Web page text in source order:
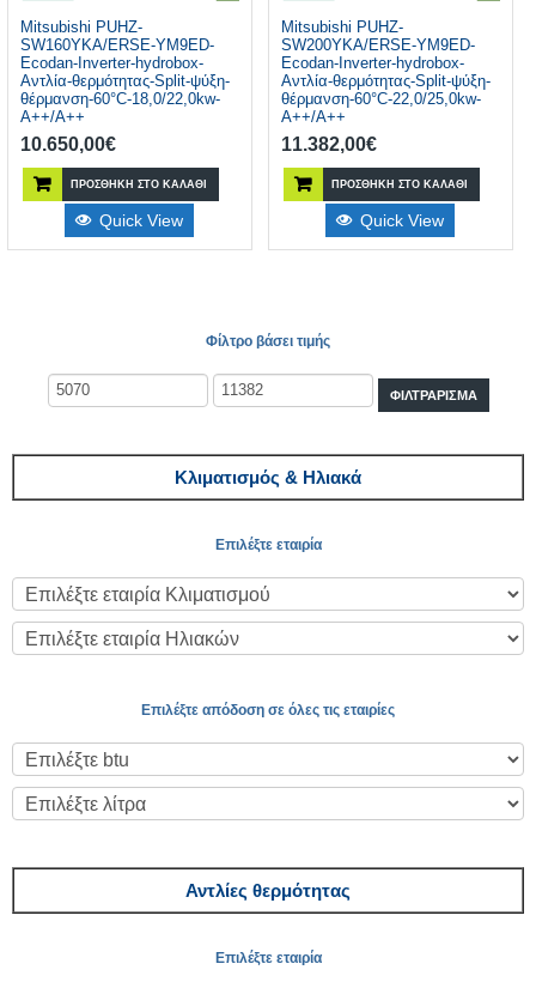
Mitsubishi PUHZ-
SW160YΚA/ERSE-YM9ED-
Ecodan-Inverter-hydrobox-
Αντλία-θερμότητας-Split-ψύξη-
θέρμανση-60°C-18,0/22,0kw-
A++/A++
10.650,00€
ΠΡΟΣΘΉΚΗ ΣΤΟ ΚΑΛΆΘΙ
Quick View
Mitsubishi PUHZ-
SW200YΚA/ERSE-YM9ED-
Ecodan-Inverter-hydrobox-
Αντλία-θερμότητας-Split-ψύξη-
θέρμανση-60°C-22,0/25,0kw-
A++/A++
11.382,00€
ΠΡΟΣΘΉΚΗ ΣΤΟ ΚΑΛΆΘΙ
Quick View
Φίλτρο βάσει τιμής
ΦΙΛΤΡΆΡΙΣΜΑ
Κλιματισμός & Ηλιακά
Επιλέξτε εταιρία
Επιλέξτε απόδοση σε όλες τις εταιρίες
Αντλίες θερμότητας
Επιλέξτε εταιρία